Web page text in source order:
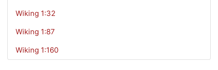
Wiking 1:32
Wiking 1:87
Wiking 1:160